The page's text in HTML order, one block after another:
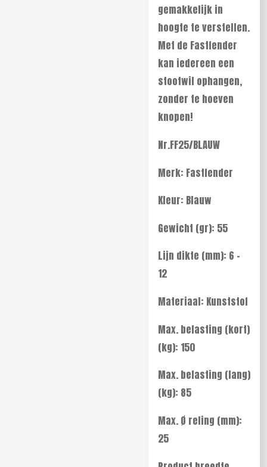
gemakkelijk in
hoogte te verstellen.
Met de Fastfender
kan iedereen een
stootwil ophangen,
zonder te hoeven
knopen!
Nr.FF25/BLAUW
Merk: Fastfender
Kleur: Blauw
Gewicht (gr): 55
Lijn dikte (mm): 6 -
12
Materiaal: Kunststof
Max. belasting (kort)
(kg): 150
Max. belasting (lang)
(kg): 85
Max. Ø reling (mm):
25